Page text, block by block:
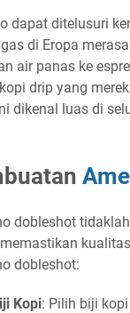
dapat ditelusuri
di Eropa
air panas ke
drip yang
dikenal luas di
dobleshot
dobleshot:
Kopi: Pilih biji